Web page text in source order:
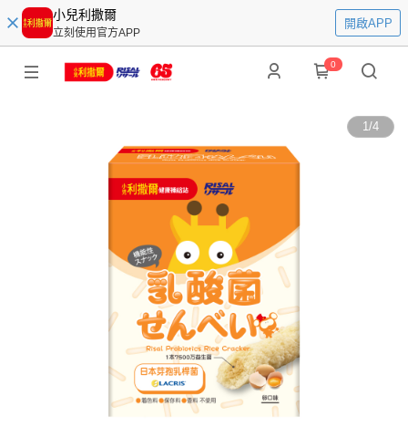
小兒利撒爾
立刻使用官方APP
開啟APP
0
1/4